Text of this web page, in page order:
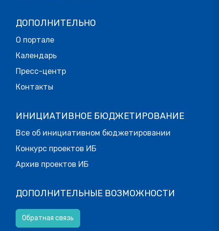
ДОПОЛНИТЕЛЬНО
О портале
Календарь
Пресс-центр
Контакты
ИНИЦИАТИВНОЕ БЮДЖЕТИРОВАНИЕ
Все об инициативном бюджетировании
Конкурс проектов ИБ
Архив проектов ИБ
ДОПОЛНИТЕЛЬНЫЕ ВОЗМОЖНОСТИ
Обратная связь